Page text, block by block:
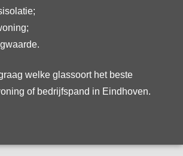
welke glassoort het beste
of bedrijfspand in Eindhoven.